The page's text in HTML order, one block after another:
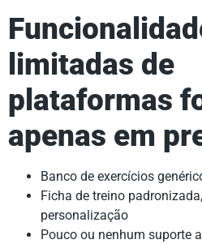
limitadas de
plataformas
apenas em
Banco de exercícios
Ficha de treino
personalização
Pouco ou nenhum suporte